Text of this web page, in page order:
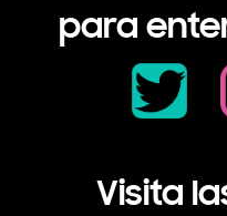
para
Visita